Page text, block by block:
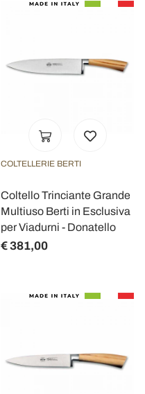
COLTELLERIE BERTI
Coltello Trinciante Grande
Multiuso Berti in Esclusiva
per Viadurni - Donatello
€ 381,00